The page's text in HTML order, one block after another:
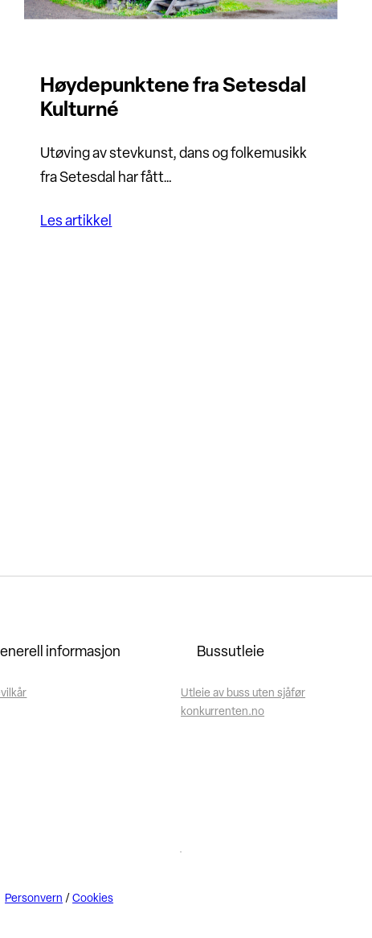
Høydepunktene fra Setesdal
Kulturné
Utøving av stevkunst, dans og folkemusikk
fra Setesdal har fått…
Les artikkel
informasjon Bussutleie
Utleie av buss uten sjåfør
konkurrenten.no
Personvern /Cookies